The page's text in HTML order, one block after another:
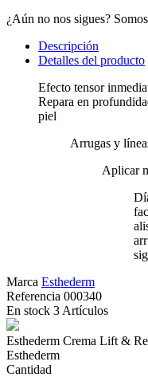
¿Aún no nos sigues?
Descripción
Detalles del producto
Efecto tensor
Repara en
piel
Arrugas y
Aplicar
Marca Esthederm
Referencia 000340
En stock 3 Artículos
Esthederm Crema Lift &
Esthederm
Cantidad